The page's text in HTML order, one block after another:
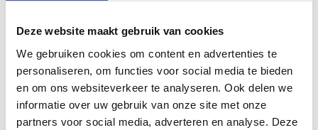
Deze website maakt gebruik van cookies
We gebruiken cookies om content en advertenties te
personaliseren, om functies voor social media te bieden
en om ons websiteverkeer te analyseren. Ook delen we
informatie over uw gebruik van onze site met onze
partners voor social media, adverteren en analyse. Deze
Frilight Frilight Mini
Tube D1 met
Schakelaar LED
Frilight Frilight Mini
Tube D2 met
Schakelaar LED